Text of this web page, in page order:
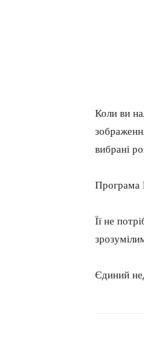
Коли ви
вибрані
Програма
Її не
Єдиний